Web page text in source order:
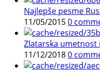
Najlepše pesme
11/05/20150
Zlatarska umetnost
11/12/20180